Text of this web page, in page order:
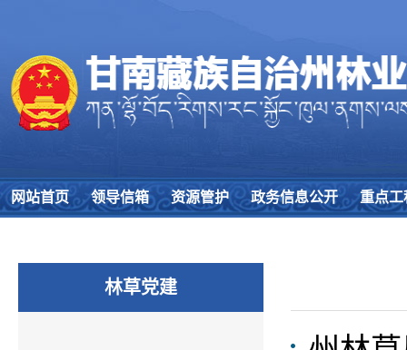
网站首页 领导信箱 资源管护 政务信息公开 重点工
林草党建